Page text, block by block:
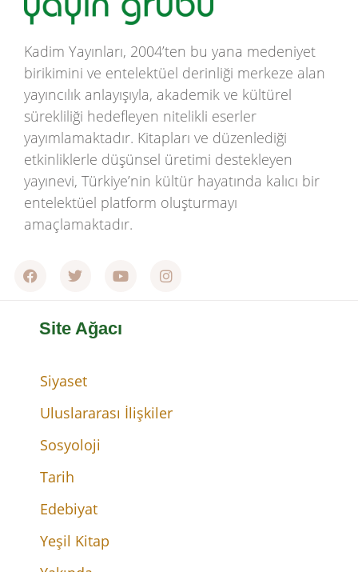
Kadim Yayınları, 2004’ten bu yana medeniyet
birikimini ve entelektüel derinliği merkeze alan
yayıncılık anlayışıyla, akademik ve kültürel
sürekliliği hedefleyen nitelikli eserler
yayımlamaktadır. Kitapları ve düzenlediği
etkinliklerle düşünsel üretimi destekleyen
yayınevi, Türkiye’nin kültür hayatında kalıcı bir
entelektüel platform oluşturmayı
amaçlamaktadır.
Site Ağacı
Siyaset
Uluslararası İlişkiler
Sosyoloji
Tarih
Edebiyat
Yeşil Kitap